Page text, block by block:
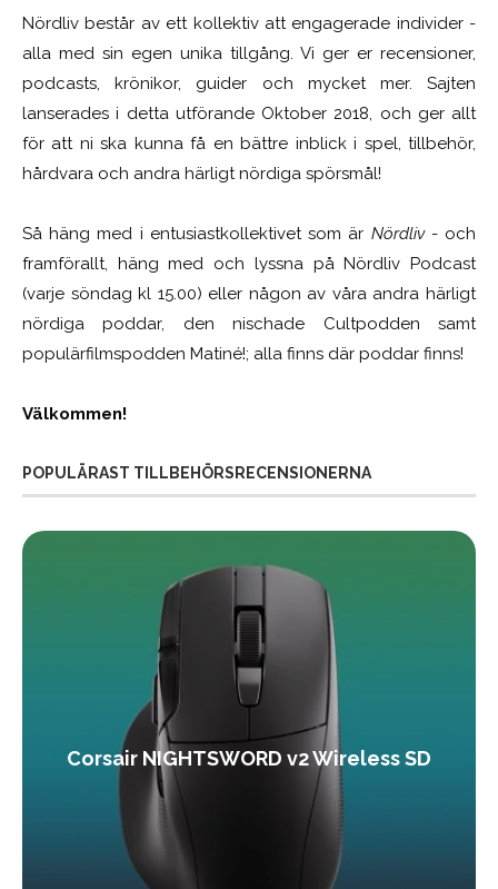
Nördliv består av ett kollektiv att engagerade individer -
alla med sin egen unika tillgång. Vi ger er recensioner,
podcasts, krönikor, guider och mycket mer. Sajten
lanserades i detta utförande Oktober 2018, och ger allt
för att ni ska kunna få en bättre inblick i spel, tillbehör,
hårdvara och andra härligt nördiga spörsmål!
Så häng med i entusiastkollektivet som är Nördliv- och
framförallt, häng med och lyssna på Nördliv Podcast
(varje söndag kl 15.00) eller någon av våra andra härligt
nördiga poddar, den nischade Cultpodden samt
populärfilmspodden Matiné!; alla finns där poddar finns!
Välkommen!
POPULÄRAST TILLBEHÖRSRECENSIONERNA
Corsair NIGHTSWORD v2 Wireless SD